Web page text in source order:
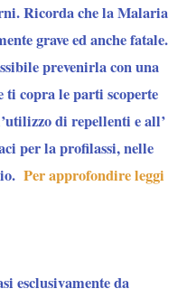
Ricorda che la Malaria
grave ed anche fatale.
prevenirla con una
ti copra le parti scoperte
di repellenti e all’
per la profilassi, nelle
Per approfondire leggi
esclusivamente da